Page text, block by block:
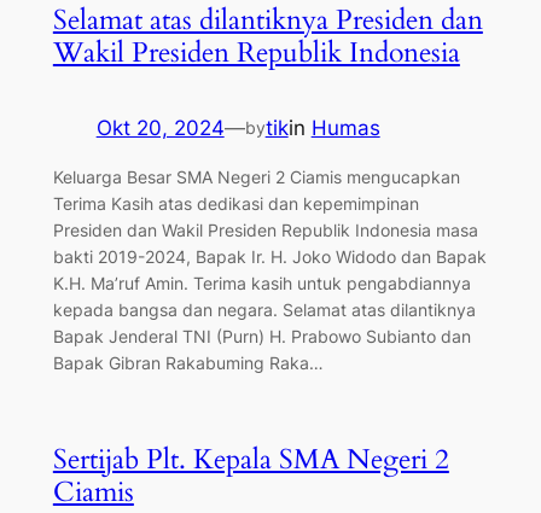
Selamat atas dilantiknya Presiden dan
Wakil Presiden Republik Indonesia
Okt 20, 2024—bytikin Humas
Keluarga Besar SMA Negeri 2 Ciamis mengucapkan
Terima Kasih atas dedikasi dan kepemimpinan
Presiden dan Wakil Presiden Republik Indonesia masa
bakti 2019-2024, Bapak Ir. H. Joko Widodo dan Bapak
K.H. Ma’ruf Amin. Terima kasih untuk pengabdiannya
kepada bangsa dan negara. Selamat atas dilantiknya
Bapak Jenderal TNI (Purn) H. Prabowo Subianto dan
Bapak Gibran Rakabuming Raka…
Sertijab Plt. Kepala SMA Negeri 2
Ciamis